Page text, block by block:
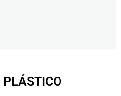
PLÁSTICO